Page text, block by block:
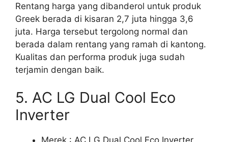
Rentang harga yang dibanderol untuk produk
Greek berada di kisaran 2,7 juta hingga 3,6
juta. Harga tersebut tergolong normal dan
berada dalam rentang yang ramah di kantong.
Kualitas dan performa produk juga sudah
terjamin dengan baik.
5. AC LG Dual Cool Eco
Inverter